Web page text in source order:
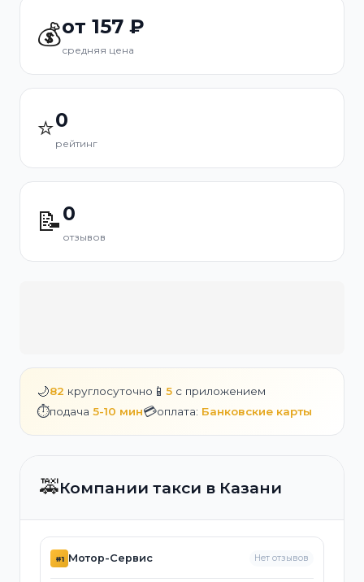
💰от 157 ₽
средняя цена
⭐0
рейтинг
📝0
отзывов
🌙82 круглосуточно 📱 5 с приложением
⏱️подача 5-10 мин💳оплата: Банковские карты
🚕Компании такси в Казани
#1 Мотор-Сервис Нет отзывов